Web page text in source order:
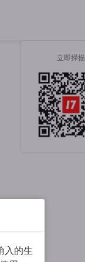
立即掃描
入的生